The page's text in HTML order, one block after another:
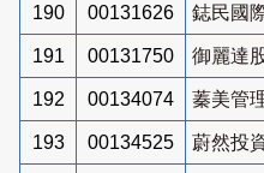
190 00131626 鋕民國
191 00131750 御麗達
192 00134074 蓁美管
193 00134525 蔚然投